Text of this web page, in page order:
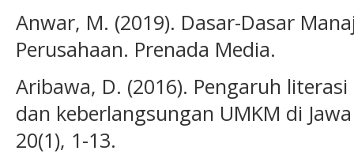
Anwar, M. (2019). Dasar-Dasar
Perusahaan. Prenada Media.
Aribawa, D. (2016). Pengaruh
dan keberlangsungan UMKM di
20(1), 1-13.